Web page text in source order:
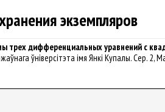
экземпляров
трех дифференциальных уравнений с
ўніверсітэта імя Янкі Купалы. Сер. 2,